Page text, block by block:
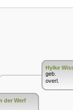
der Werf
Hylke
geb.
overl.